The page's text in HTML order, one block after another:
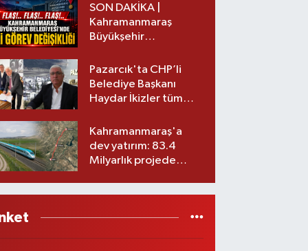
SON DAKİKA |
Kahramanmaraş
Büyükşehir
görev değişikliği!
Pazarcık'ta CHP’li
Belediye Başkanı
Haydar İkizler tüm
yeni partisi
Kahramanmaraş'a
dev yatırım: 83.4
Milyarlık projede